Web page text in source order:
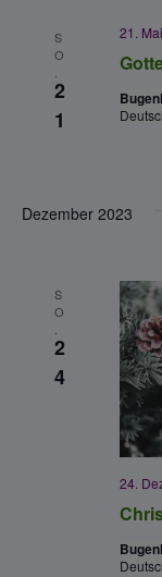
e
S
O
2
1
21.
Dezember 2023
S
O
2
4
24.